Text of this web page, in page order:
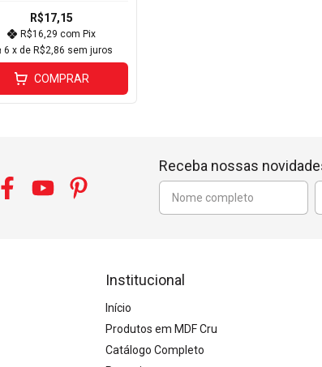
R$17,15
R$16,29com Pix
6 x de R$2,86 sem juros
COMPRAR
Receba nossas
Institucional
Início
Produtos em MDF Cru
Catálogo Completo